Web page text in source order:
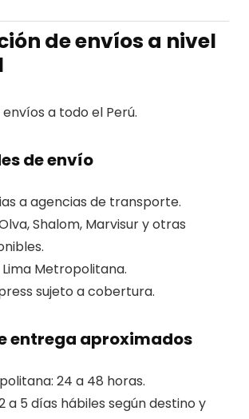
de envíos a nivel
a todo el Perú.
de envío
a agencias de transporte.
Shalom, Marvisur y otras
Metropolitana.
sujeto a cobertura.
entrega aproximados
24 a 48 horas.
a 5 días hábiles según destino y